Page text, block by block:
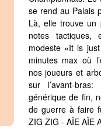
se rend au Palais
Là, elle trouve un
notes
modeste «It is
minutes max où
nos joueurs et
sur l’avant-
générique de fin,
de guerre à faire
ZIG ZIG - AÏE AÏE